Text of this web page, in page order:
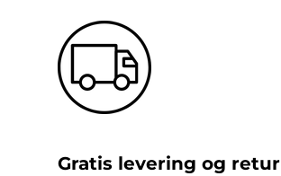
Gratis levering og retur